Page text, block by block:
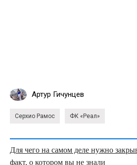
Артур Гичунцев
Серхио Рамос ФК «Реал»
Для чего на самом деле нужно
факт, о котором вы не знали